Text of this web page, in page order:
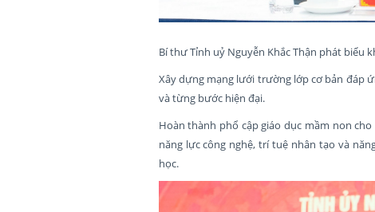
Bí thư Tỉnh uỷ Nguyễn Khắc Thận phát biểu
Xây dựng mạng lưới trường lớp cơ bản đáp
và từng bước hiện đại.
Hoàn thành phổ cập giáo dục mầm non
năng lực công nghệ, trí tuệ nhân tạo và
học.